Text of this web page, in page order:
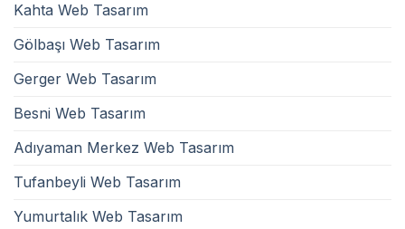
Kahta Web Tasarım
Gölbaşı Web Tasarım
Gerger Web Tasarım
Besni Web Tasarım
Adıyaman Merkez Web Tasarım
Tufanbeyli Web Tasarım
Yumurtalık Web Tasarım